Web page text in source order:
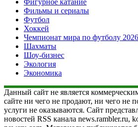
Фигурное катание
Фильмы и сериалы
Футбол
Хоккей
Чемпионат мира по футболу 2026
Шахматы
Шоу-бизнес
Экология
Экономика
Данный сайт не является
сайте ни чего не продают, ни чего не
услуги не оказываются. Сайт
новостей RSS канала news.rambler.ru,